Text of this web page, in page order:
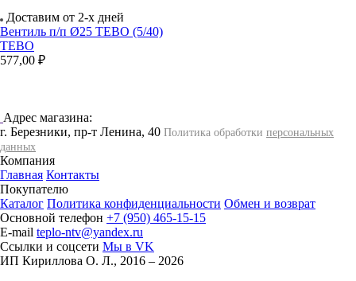
Доставим от 2-х дней
Вентиль п/п Ø25 TEBO (5/40)
TEBO
577,00 ₽
Адрес магазина:
г. Березники, пр-т Ленина, 40 Политика обработки персональных
данных
Компания
Главная Контакты
Покупателю
Каталог Политика конфиденциальности Обмен и возврат
Основной телефон +7 (950) 465-15-15
E-mail teplo-ntv@yandex.ru
Ссылки и соцсети Мы в VK
ИП Кириллова О. Л., 2016 – 2026